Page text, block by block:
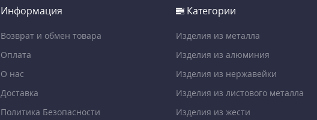
Информация
Возврат и обмен товара
Оплата
О нас
Доставка
Политика Безопасности
Категории
Изделия из металла
Изделия из алюминия
Изделия из нержавейки
Изделия из листового металла
Изделия из жести